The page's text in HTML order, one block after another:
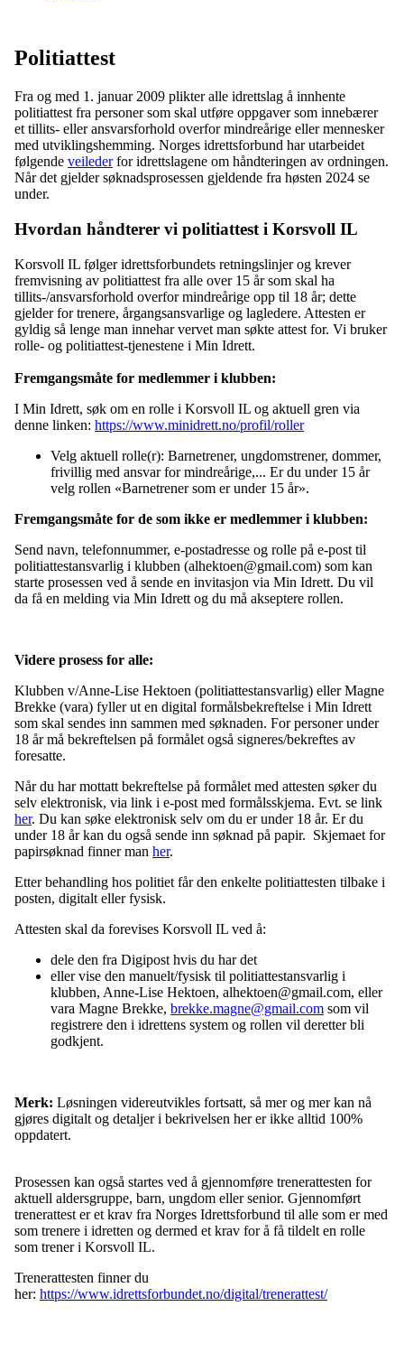
Politiattest
Fra og med 1. januar 2009 plikter alle idrettslag å innhente
politiattest fra personer som skal utføre oppgaver som innebærer
et tillits- eller ansvarsforhold overfor mindreårige eller mennesker
med utviklingshemming. Norges idrettsforbund har utarbeidet
følgende veilederfor idrettslagene om håndteringen av ordningen.
Når det gjelder søknadsprosessen gjeldende fra høsten 2024 se
under.
Hvordan håndterer vi politiattest i Korsvoll IL
Korsvoll IL følger idrettsforbundets retningslinjer og krever
fremvisning av politiattest fra alle over 15 år som skal ha
tillits-/ansvarsforhold overfor mindreårige opp til 18 år; dette
gjelder for trenere, årgangsansvarlige og lagledere. Attesten er
gyldig så lenge man innehar vervet man søkte attest for. Vi bruker
rolle- og politiattest-tjenestene i Min Idrett.
Fremgangsmåte for medlemmer i klubben:
I Min Idrett, søk om en rolle i Korsvoll IL og aktuell gren via
denne linken: https://www.minidrett.no/profil/roller
Velg aktuell rolle(r): Barnetrener, ungdomstrener, dommer,
frivillig med ansvar for mindreårige,... Er du under 15 år
velg rollen «Barnetrener som er under 15 år».
Fremgangsmåte for de som ikke er medlemmer i klubben:
Send navn, telefonnummer, e-postadresse og rolle på e-post til
politiattestansvarlig i klubben (alhektoen@gmail.com) som kan
starte prosessen ved å sende en invitasjon via Min Idrett. Du vil
da få en melding via Min Idrett og du må akseptere rollen.
Videre prosess for alle:
Klubben v/Anne-Lise Hektoen (politiattestansvarlig) eller Magne
Brekke (vara) fyller ut en digital formålsbekreftelse i Min Idrett
som skal sendes inn sammen med søknaden. For personer under
18 år må bekreftelsen på formålet også signeres/bekreftes av
foresatte.
Når du har mottatt bekreftelse på formålet med attesten søker du
selv elektronisk, via link i e-post med formålsskjema. Evt. se link
her. Du kan søke elektronisk selv om du er under 18 år. Er du
under 18 år kan du også sende inn søknad på papir. Skjemaet for
papirsøknad finner man her.
Etter behandling hos politiet får den enkelte politiattesten tilbake i
posten, digitalt eller fysisk.
Attesten skal da forevises Korsvoll IL ved å:
dele den fra Digipost hvis du har det
eller vise den manuelt/fysisk til politiattestansvarlig i
klubben, Anne-Lise Hektoen, alhektoen@gmail.com, eller
vara Magne Brekke, brekke.magne@gmail.com som vil
registrere den i idrettens system og rollen vil deretter bli
godkjent.
Merk: Løsningen videreutvikles fortsatt, så mer og mer kan nå
gjøres digitalt og detaljer i bekrivelsen her er ikke alltid 100%
oppdatert.
Prosessen kan også startes ved å gjennomføre trenerattesten for
aktuell aldersgruppe, barn, ungdom eller senior. Gjennomført
trenerattest er et krav fra Norges Idrettsforbund til alle som er med
som trenere i idretten og dermed et krav for å få tildelt en rolle
som trener i Korsvoll IL.
Trenerattesten finner du
her: https://www.idrettsforbundet.no/digital/trenerattest/